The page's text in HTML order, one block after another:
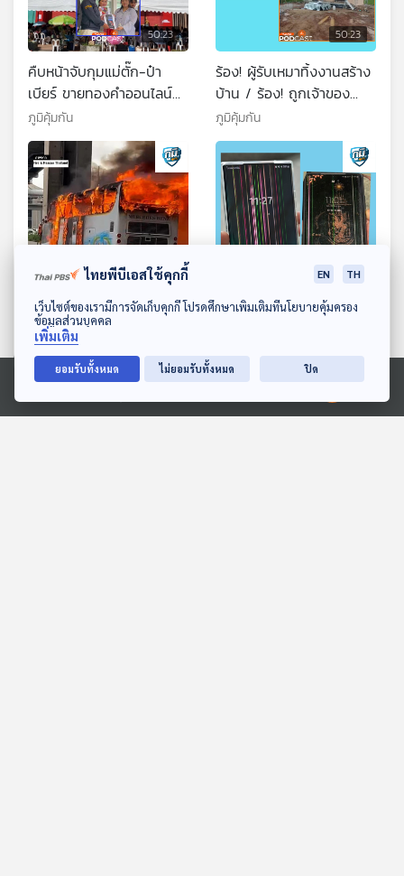
ดาวน์โหลด Thai PBS Podcast Application
Ⓒ 2020 องค์การกระจายเสียงและแพร่ภาพสาธารณะแห่งประเทศไทย
50:23
คืบหน้าจับกุมแม่ตั๊ก-ป๋า
เบียร์ ขายทองคำออนไลน์
ข้อหาร่วมกันฉ้อโกง
ประชาชน /น้ำสะอาดมีผลดี
ต่อเราอย่างไร นอกเหนือไป
จากลดความกระหาย
ภูมิคุ้มกัน
50:23
ร้อง! ผู้รับเหมาทิ้งงานสร้าง
บ้าน / ร้อง! ถูกเจ้าของ
คลินิกชื่อดังฉีดหน้าเกินกว่า
ปริมาณทำให้หน้าเบี้ยว /
อาหารที่เหม็นหืนอันตราย
หรือไม่
ภูมิคุ้มกัน
50:23
เสนอยกเลิกรถบัสสองชั้น
เพิ่มวงเงินประกันภาคบังคับ
เป็น 30 ล้านบาท และ
ปรับปรุงการตรวจสภาพรถ
เพื่อรถโดยสารที่ปลอดภัย /
ภูมิคุ้มกัน
50:23
คืบหน้า การยื่นฟ้องคดีแบบ
/ สคบ. เผยผลตรวจทองแม่
ตั๊กไม่ตรงปก / ฝุ่น PM 2.5
เพิ่มความเสี่ยงเป็นโรคความ
ภูมิคุ้มกัน
ไทยพีบีเอสใช้คุกกี้ EN TH
เว็บไซต์ของเรามีการจัดเก็บคุกกี้ โปรดศึกษาเพิ่มเติมที่นโยบายคุ้มครอง
ข้อมูลส่วนบุคคล
เพิ่มเติม
ยอมรับทั้งหมด ไม่ยอมรับทั้งหมด ปิด